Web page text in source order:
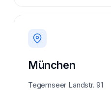
München
Tegernseer Landstr. 91